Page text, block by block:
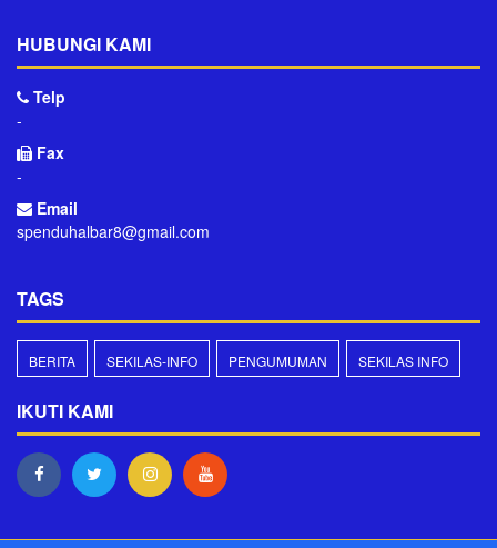
HUBUNGI KAMI
Telp
-
Fax
-
Email
spenduhalbar8@gmail.com
TAGS
BERITA SEKILAS-INFO PENGUMUMAN SEKILAS INFO
IKUTI KAMI